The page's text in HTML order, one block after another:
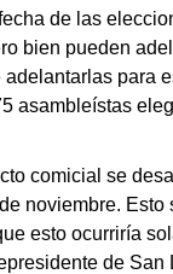
de las
bien pueden
para
asambleístas
comicial se
noviembre.
esto ocurriría
de San